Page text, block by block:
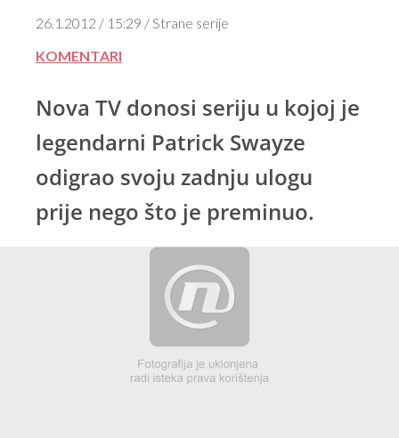
26.1.2012 / 15:29 / Strane serije
KOMENTARI
Nova TV donosi seriju u kojoj je
legendarni Patrick Swayze
odigrao svoju zadnju ulogu
prije nego što je preminuo.